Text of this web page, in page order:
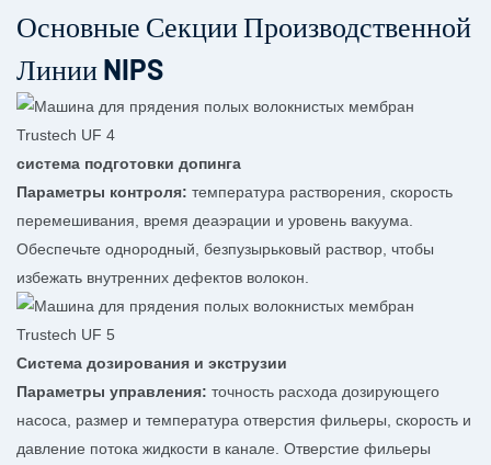
Основные Секции Производственной
Линии NIPS
система подготовки допинга
Параметры контроля: температура растворения, скорость
перемешивания, время деаэрации и уровень вакуума.
Обеспечьте однородный, безпузырьковый раствор, чтобы
избежать внутренних дефектов волокон.
Система дозирования и экструзии
Параметры управления: точность расхода дозирующего
насоса, размер и температура отверстия фильеры, скорость и
давление потока жидкости в канале. Отверстие фильеры